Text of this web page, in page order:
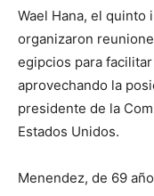
Wael Hana, el quinto
organizaron
egipcios para
aprovechando la
presidente de la
Estados Unidos.
Menendez, de 69